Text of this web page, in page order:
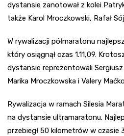
dystansie zanotował z kolei
także Karol Mroczkowski, Rafał
W rywalizacji półmaratonu
który osiągnął czas 1.11,09.
dystansie reprezentowali
Marika Mroczkowska i Valery
Rywalizacja w ramach Silesia
na dystansie ultramaratonu.
przebiegł 50 kilometrów w czasie